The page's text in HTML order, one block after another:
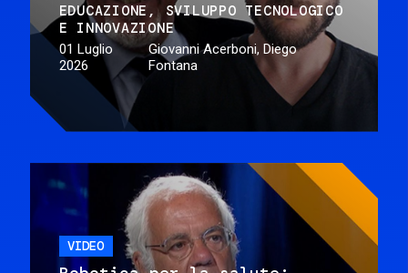
EDUCAZIONE
SVILUPPO TECNOLOGICO
E INNOVAZIONE
01 Luglio
2026
Giovanni Acerboni, Diego
Fontana
VIDEO